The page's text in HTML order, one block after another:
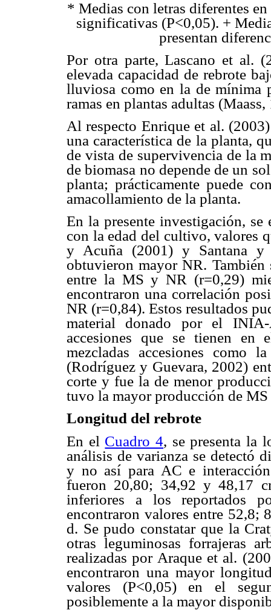
* Medias con letras diferentes
significativas (P<0,05). +
presentan
Por otra parte, Lascano et al.
elevada capacidad de rebrote
lluviosa como en la de mínima
ramas en plantas adultas
Al respecto Enrique et al.
una característica de la planta,
de vista de supervivencia de la
de biomasa no depende de un
planta; prácticamente puede
amacollamiento de la planta.
En la presente investigación,
con la edad del cultivo, valores
y Acuña (2001) y Santana y
obtuvieron mayor NR.
entre la MS y NR (r=0,29)
encontraron una correlación
NR (r=0,84). Estos resultados
material donado por el
accesiones que se tienen en
mezcladas accesiones como
(Rodríguez y Guevara, 2002)
corte y fue la de menor
tuvo la mayor producción de
Longitud del rebrote
En el Cuadro 4, se presenta la
análisis de varianza se detectó
y no así para AC e
fueron 20,80; 34,92 y 48,17
inferiores a los reportados
encontraron valores entre 52,8;
d. Se pudo constatar que la
otras leguminosas forrajeras
realizadas por Araque et al.
encontraron una mayor
valores (P<0,05) en el
posiblemente a la mayor